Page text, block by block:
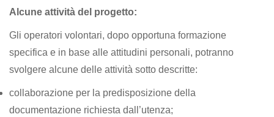
Alcune attività del progetto:
Gli operatori volontari, dopo opportuna formazione
specifica e in base alle attitudini personali, potranno
svolgere alcune delle attività sotto descritte:
collaborazione per la predisposizione della
documentazione richiesta dall’utenza;